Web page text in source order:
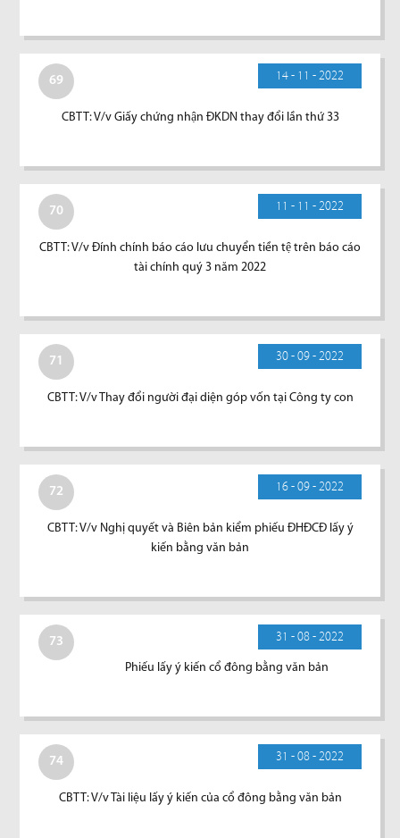
69 14 - 11 - 2022
CBTT: V/v Giấy chứng nhận ĐKDN thay đổi lần thứ 33
70 11 - 11 - 2022
CBTT: V/v Đính chính báo cáo lưu chuyển tiền tệ trên báo cáo
tài chính quý 3 năm 2022
71 30 - 09 - 2022
CBTT: V/v Thay đổi người đại diện góp vốn tại Công ty con
72 16 - 09 - 2022
CBTT: V/v Nghị quyết và Biên bản kiểm phiếu ĐHĐCĐ lấy ý
kiến bằng văn bản
73 31 - 08 - 2022
Phiếu lấy ý kiến cổ đông bằng văn bản
74 31 - 08 - 2022
CBTT: V/v Tài liệu lấy ý kiến của cổ đông bằng văn bản